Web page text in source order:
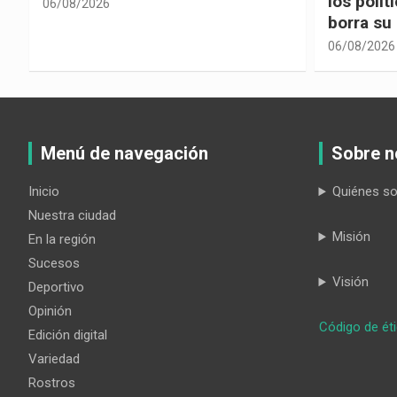
06/08/2026
Menú de navegación
Inicio
Nuestra ciudad
En la región
Sucesos
Deportivo
Opinión
Edición digital
Variedad
Rostros
Sobre
Quiénes
Misión
Visión
Código de